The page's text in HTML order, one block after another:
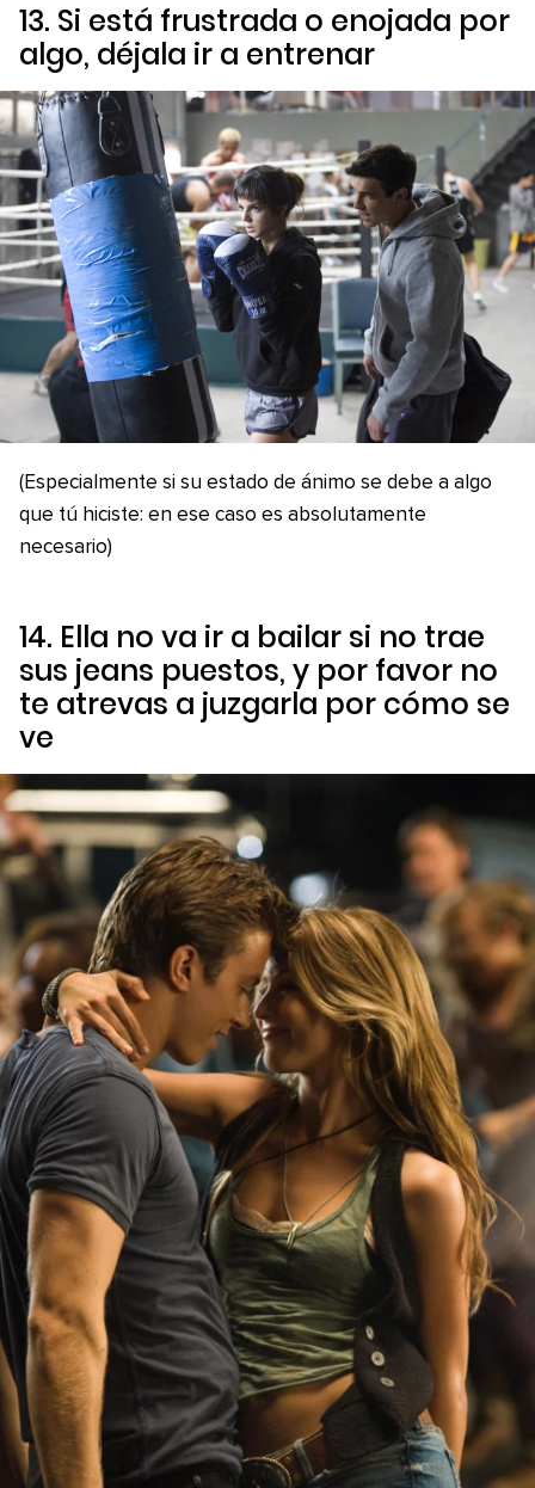
13. Si está frustrada o enojada por
algo, déjala ir a entrenar
(Especialmente si su estado de ánimo se debe a algo
que tú hiciste: en ese caso es absolutamente
necesario)
14. Ella no va ir a bailar si no trae
sus jeans puestos, y por favor no
te atrevas a juzgarla por cómo se
ve